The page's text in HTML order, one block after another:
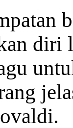
diri